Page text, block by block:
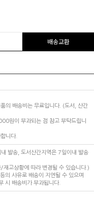
배송교환
의 배송비는 무료입니다. (도서, 산간
원이 부과되는 점 참고 부탁드립니
니다.
발송, 도서산간지역은 7일이내 발송
고상황에 따라 변경될 수 있습니다.)
의 사유로 배송이 지연될 수 있으며
시 배송비가 부과됩니다.